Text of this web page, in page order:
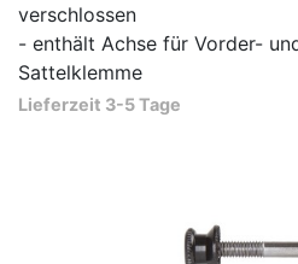
verschlossen
- enthält Achse für Vorder-
Sattelklemme
Lieferzeit 3-5 Tage